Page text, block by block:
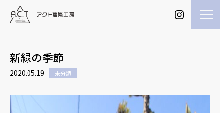
新緑の季節
2020.05.19 未分類